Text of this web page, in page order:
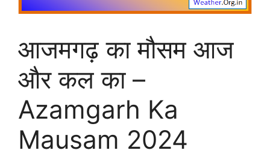
आजमगढ़ का मौसम आज
और कल का –
Azamgarh Ka
Mausam 2024